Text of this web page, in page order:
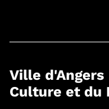
Ville
Culture et du